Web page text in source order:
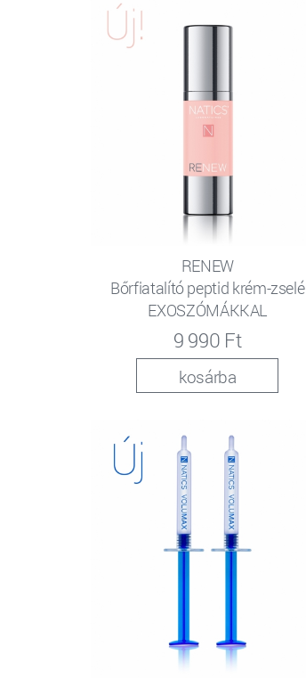
RENEW
Bőrfiatalító peptid krém-zselé
EXOSZÓMÁKKAL
9 990 Ft
kosárba